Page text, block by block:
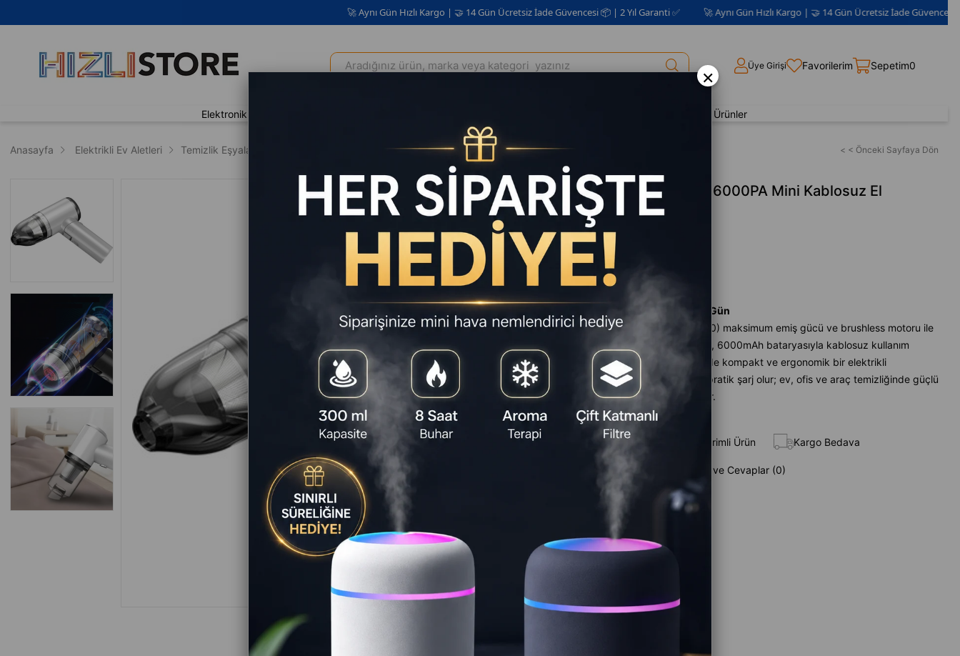
🚀 Aynı Gün Hızlı Kargo | 🤝 14 Gün Ücretsiz İade Güvencesi 📦 | 2 Yıl Garanti ✅ 🚀 Aynı Gün Hızlı Kargo | 🤝 14 Gün Ücretsiz İade Güvencesi 📦 | 2 Yıl
Üye Girişi Favorilerim Sepetim0
Elektronik Yenilenmiş Ürünler
Anasayfa Elektrikli Ev Aletleri Temizlik Eşyaları PRO HL-136 100W 16000PA Mini Kablosuz El Süpürgesi < < Önceki Sayfaya Dön
PRO HL-136 100W 16000PA Mini Kablosuz El
Süpürgesi
Tahmini Teslim Süresi
Aynı Gün
PRO HL-136, 16000PA (±%10) maksimum emiş gücü ve brushless motoru ile
derinlemesine temizlik sunan, 6000mAh bataryasıyla kablosuz kullanım
desteği veren, 100W gücünde kompakt ve ergonomik bir elektrikli
süpürgedir. 5V 1.5A giriş ile pratik şarj olur; ev, ofis ve araç temizliğinde güçlü
ve taşınabilir çözümler sağlar.
Favorilere Ekle İndirimli Ürün Kargo Bedava
Yorum Yaz Sorular (0) ve Cevaplar (0)
×